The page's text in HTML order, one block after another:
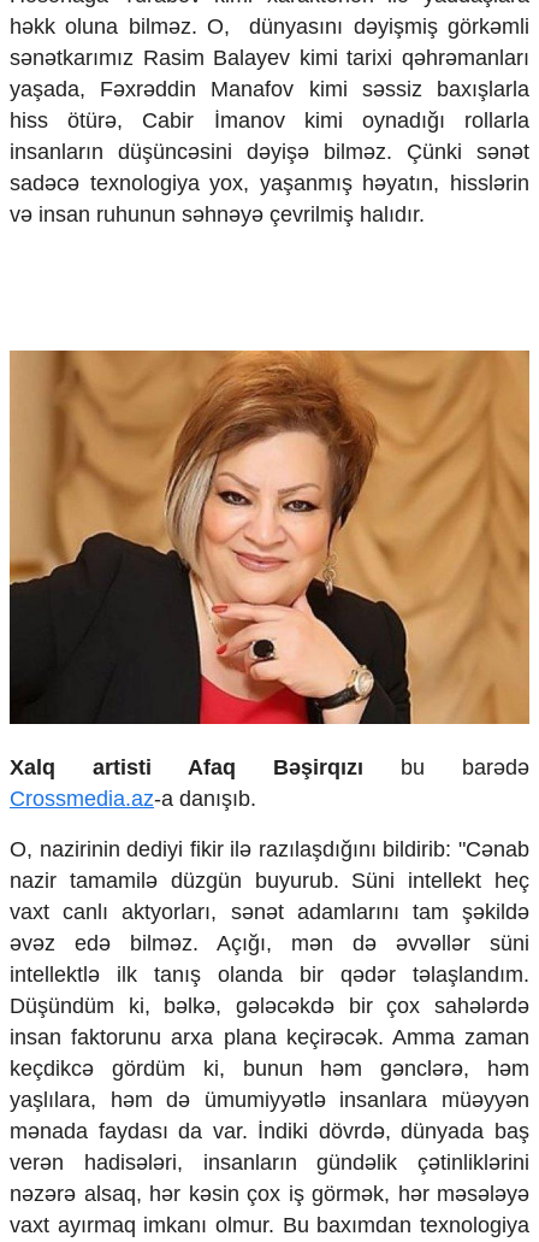
Mədəniyyətimizin Zəfəri
Zəfər Diasporu
Səhiyyə
Ailə və uşaq
Turizm
İqtisadiyyat
İqtisadi xəbərlər
Telekommunikasiya və nəqliyyat
COP29
Cəmiyyət
Crossmedia.az - 1 yaş
Məhkəmə və hüquq
Ekologiya
Gənclər və İdman
Sosium
Texnologiya
Mətbuat-150
Əlaqə
Missiyamız
həkk oluna bilməz. O, dünyasını dəyişmiş görkəmli
sənətkarımız Rasim Balayev kimi tarixi qəhrəmanları
yaşada, Fəxrəddin Manafov kimi səssiz baxışlarla
hiss ötürə, Cabir İmanov kimi oynadığı rollarla
insanların düşüncəsini dəyişə bilməz. Çünki sənət
sadəcə texnologiya yox, yaşanmış həyatın, hisslərin
və insan ruhunun səhnəyə çevrilmiş halıdır.
Xalq artisti Afaq Bəşirqızı bu barədə
Crossmedia.az-a danışıb.
O, nazirinin dediyi fikir ilə razılaşdığını bildirib: "Cənab
nazir tamamilə düzgün buyurub. Süni intellekt heç
vaxt canlı aktyorları, sənət adamlarını tam şəkildə
əvəz edə bilməz. Açığı, mən də əvvəllər süni
intellektlə ilk tanış olanda bir qədər təlaşlandım.
Düşündüm ki, bəlkə, gələcəkdə bir çox sahələrdə
insan faktorunu arxa plana keçirəcək. Amma zaman
keçdikcə gördüm ki, bunun həm gənclərə, həm
yaşlılara, həm də ümumiyyətlə insanlara müəyyən
mənada faydası da var. İndiki dövrdə, dünyada baş
verən hadisələri, insanların gündəlik çətinliklərini
nəzərə alsaq, hər kəsin çox iş görmək, hər məsələyə
vaxt ayırmaq imkanı olmur. Bu baxımdan texnologiya